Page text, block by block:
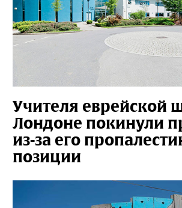
Учителя еврейской
Лондоне покинули
из-за его
позиции